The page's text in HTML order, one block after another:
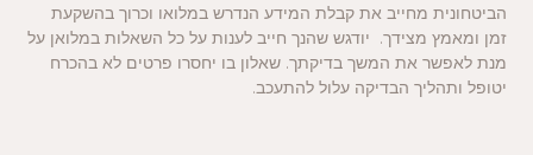
הביטחונית מחייב את קבלת המידע הנדרש במלואו וכרוך בהשקעת
זמן ומאמץ מצידך. יודגש שהנך חייב לענות על כל השאלות במלואן על
מנת לאפשר את המשך בדיקתך. שאלון בו יחסרו פרטים לא בהכרח
יטופל ותהליך הבדיקה עלול להתעכב.